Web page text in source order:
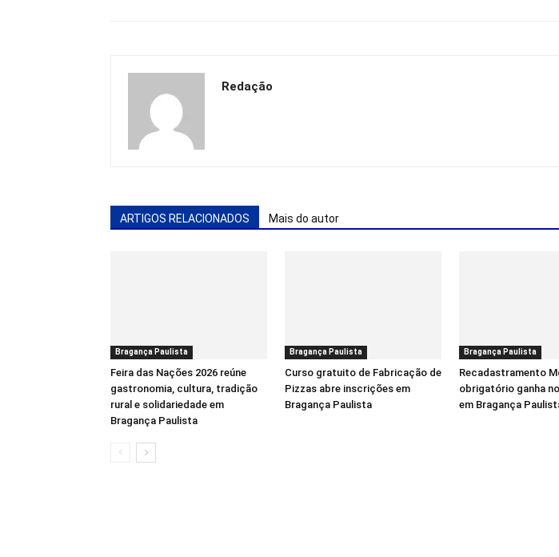
Redação
ARTIGOS RELACIONADOS Mais do autor
Bragança Paulista
Feira das Nações 2026 reúne
gastronomia, cultura, tradição
rural e solidariedade em
Bragança Paulista
Bragança Paulista
Curso gratuito de Fabricação de
Pizzas abre inscrições em
Bragança Paulista
Bragança Paulista
Recadastramento
obrigatório ganha
em Bragança